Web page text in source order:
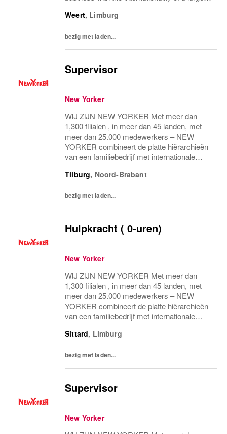
environment. Straightforward and honest. BE
Weert, Limburg
bezig met laden...
Supervisor
New Yorker
WIJ ZIJN NEW YORKER Met meer dan
1,300 filialen , in meer dan 45 landen, met
meer dan 25.000 medewerkers – NEW
YORKER combineert de platte hiërarchieën
van een familiebedrijf met internationale
werkomgeving. WEES NEW YORKER
Tilburg, Noord-Brabant
bezig met laden...
Hulpkracht ( 0-uren)
New Yorker
WIJ ZIJN NEW YORKER Met meer dan
1,300 filialen , in meer dan 45 landen, met
meer dan 25.000 medewerkers – NEW
YORKER combineert de platte hiërarchieën
van een familiebedrijf met internationale
werkomgeving. WEES NEW YORKER
Sittard, Limburg
bezig met laden...
Supervisor
New Yorker